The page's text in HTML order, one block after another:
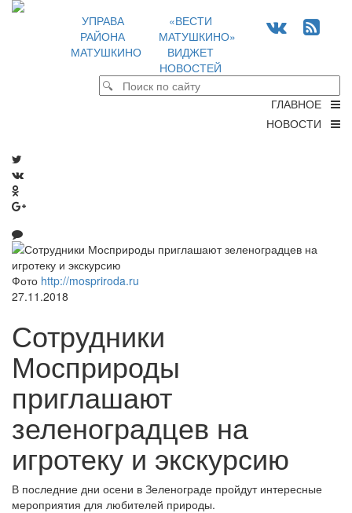
УПРАВА
РАЙОНА
МАТУШКИНО
«ВЕСТИ
МАТУШКИНО»
ВИДЖЕТ
НОВОСТЕЙ
ГЛАВНОЕ
НОВОСТИ
Фото http://mospriroda.ru
27.11.2018
Сотрудники
Мосприроды
приглашают
зеленоградцев на
игротеку и экскурсию
В последние дни осени в Зеленограде пройдут интересные
мероприятия для любителей природы.